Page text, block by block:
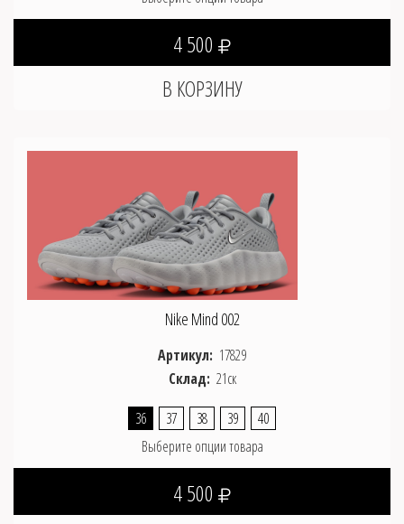
4 500
Nike Mind 002
Артикул: 17829
Склад: 21ск
36 37 38 39
40
Выберите опции товара
4 500